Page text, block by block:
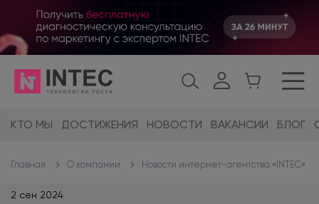
КТО МЫ ДОСТИЖЕНИЯ НОВОСТИ ВАКАНСИИ БЛОГ
Главная О компании Новости интернет-агентства «INTEC»
2 сен 2024